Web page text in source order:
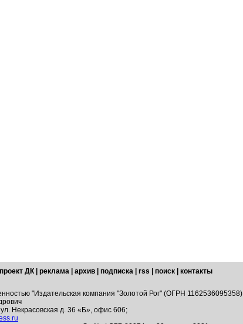
проект ДК реклама архив подписка rss поиск
контакты
"Издательская компания "Золотой Рог" (ОГРН 1162536095358)
Некрасовская д. 36 «Б», офис 606;